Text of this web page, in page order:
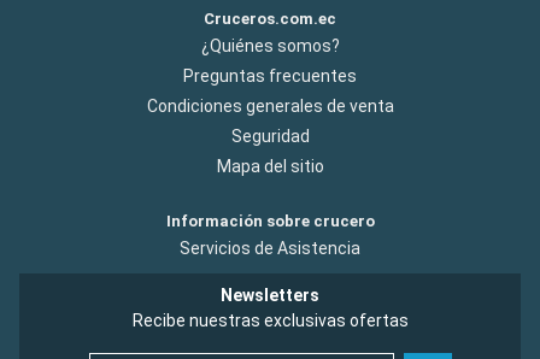
Cruceros.com.ec
¿Quiénes somos?
Preguntas frecuentes
Condiciones generales de venta
Seguridad
Mapa del sitio
Información sobre crucero
Servicios de Asistencia
Newsletters
Recibe nuestras exclusivas ofertas